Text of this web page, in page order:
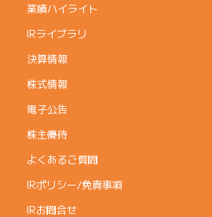
業績ハイライト
IRライブラリ
決算情報
株式情報
電子公告
株主優待
よくあるご質問
IRポリシー/免責事項
IRお問合せ